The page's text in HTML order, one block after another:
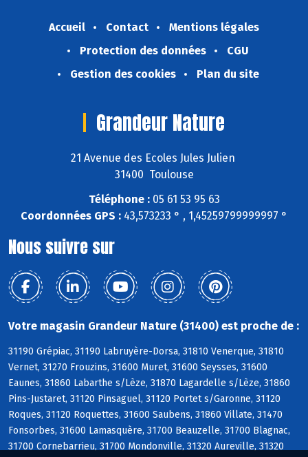
Accueil Contact
Mentions légales
Protection des données
CGU
Gestion des cookies
Plan du site
Grandeur Nature
21 Avenue des Ecoles Jules Julien
31400 Toulouse
Téléphone :05 61 53 95 63
Coordonnées GPS : 43,573233 ° , 1,45259799999997 °
Nous suivre sur
Votre magasin Grandeur Nature (31400) est proche de :
31190 Grépiac, 31190 Labruyère-Dorsa, 31810 Venerque, 31810
Vernet, 31270 Frouzins, 31600 Muret, 31600 Seysses, 31600
Eaunes, 31860 Labarthe s/Lèze, 31870 Lagardelle s/Lèze, 31860
Pins-Justaret, 31120 Pinsaguel, 31120 Portet s/Garonne, 31120
Roques, 31120 Roquettes, 31600 Saubens, 31860 Villate, 31470
Fonsorbes, 31600 Lamasquère, 31700 Beauzelle, 31700 Blagnac,
31700 Cornebarrieu, 31700 Mondonville, 31320 Aureville, 31320